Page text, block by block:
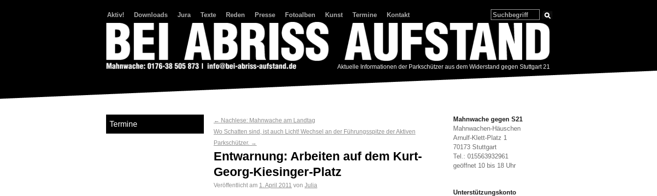
Aktiv! Downloads Jura Texte Reden Presse Fotoalben Kunst Termine Kontakt
Aktuelle Informationen der Parkschützer aus dem Widerstand gegen Stuttgart 21
← Nachlese: Mahnwache am Landtag
Wo Schatten sind, ist auch Licht! Wechsel an der Führungsspitze der Aktiven
Parkschützer. →
Entwarnung: Arbeiten auf dem Kurt-
Georg-Kiesinger-Platz
Veröffentlicht am 1. April 2011 von Julia
Termine
Mahnwache gegen S21
Mahnwachen-Häuschen
Arnulf-Klett-Platz 1
70173 Stuttgart
Tel.: 015563932961
geöffnet 10 bis 18 Uhr
Unterstützungskonto